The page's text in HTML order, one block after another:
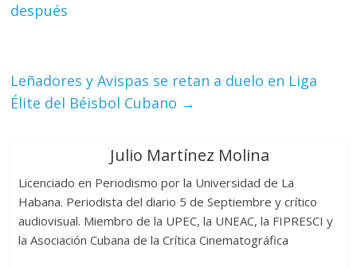
después
Leñadores y Avispas se retan a duelo en Liga
Élite del Béisbol Cubano →
Julio Martínez Molina
Licenciado en Periodismo por la Universidad de La
Habana. Periodista del diario 5 de Septiembre y crítico
audiovisual. Miembro de la UPEC, la UNEAC, la FIPRESCI y
la Asociación Cubana de la Crítica Cinematográfica